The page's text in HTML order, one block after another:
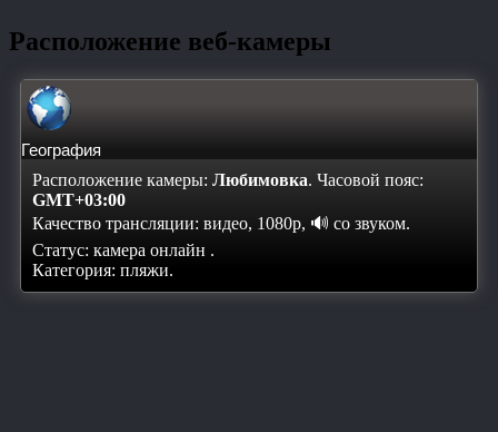
Расположение веб-камеры
География
Расположение камеры: Любимовка. Часовой пояс:
GMT+03:00
Качество трансляции: видео, 1080p, 🔊 со звуком.
Статус: камера онлайн .
Категория: пляжи.